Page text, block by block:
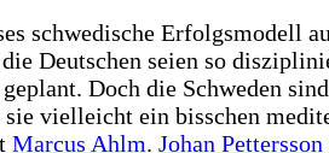
schwedische Erfolgsmodell
Deutschen seien so
Doch die Schweden
sie vielleicht ein bisschen
Marcus Ahlm. Johan Pettersson